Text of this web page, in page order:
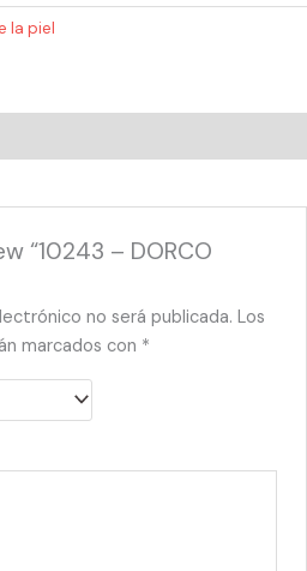
la piel
“10243 – DORCO
no será publicada. Los
marcados con *